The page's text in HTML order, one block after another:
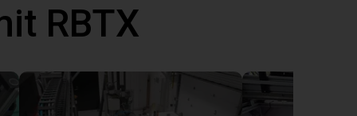
RBTX